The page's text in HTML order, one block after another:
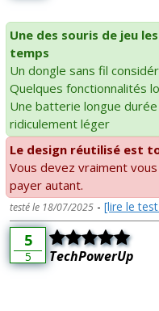
Une des souris de jeu
temps
Un dongle sans fil
Quelques fonctionnalités
Une batterie longue
ridiculement léger
Le design réutilisé est
Vous devez vraiment
payer autant.
testé le 18/07/2025 - [lire le
5
5 TechPowerUp